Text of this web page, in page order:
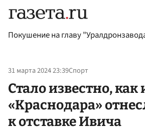
Покушение на главу
31 марта 2024 23:39Спорт
Стало известно, как
«Краснодара»
к отставке Ивича